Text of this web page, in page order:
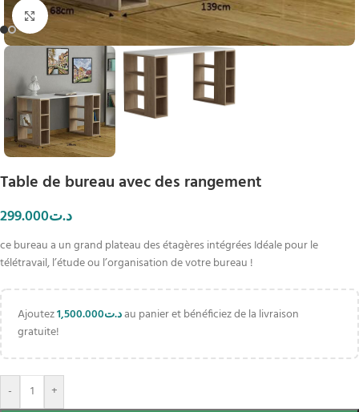
Click to enlarge
Table de bureau avec des rangement
د.ت299.000
ce bureau a un grand plateau des étagères intégrées Idéale pour le
télétravail, l’étude ou l’organisation de votre bureau !
Ajoutez د.ت1,500.000
au panier et bénéficiez de la livraison
gratuite!
- +